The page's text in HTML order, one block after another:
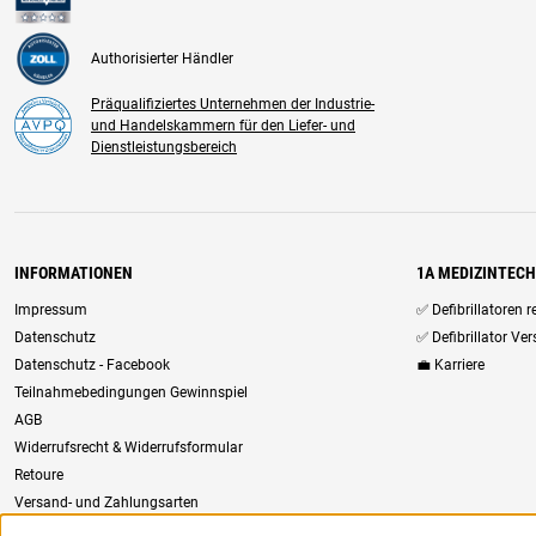
Authorisierter Händler
Präqualifiziertes Unternehmen der Industrie-
und Handelskammern für den Liefer- und
Dienstleistungsbereich
INFORMATIONEN
Impressum
Datenschutz
Datenschutz - Facebook
Teilnahmebedingungen Gewinnspiel
AGB
Widerrufsrecht & Widerrufsformular
Retoure
Versand- und Zahlungsarten
1A
✅ Defibrillatoren
✅ Defibrillator
💼 Karriere